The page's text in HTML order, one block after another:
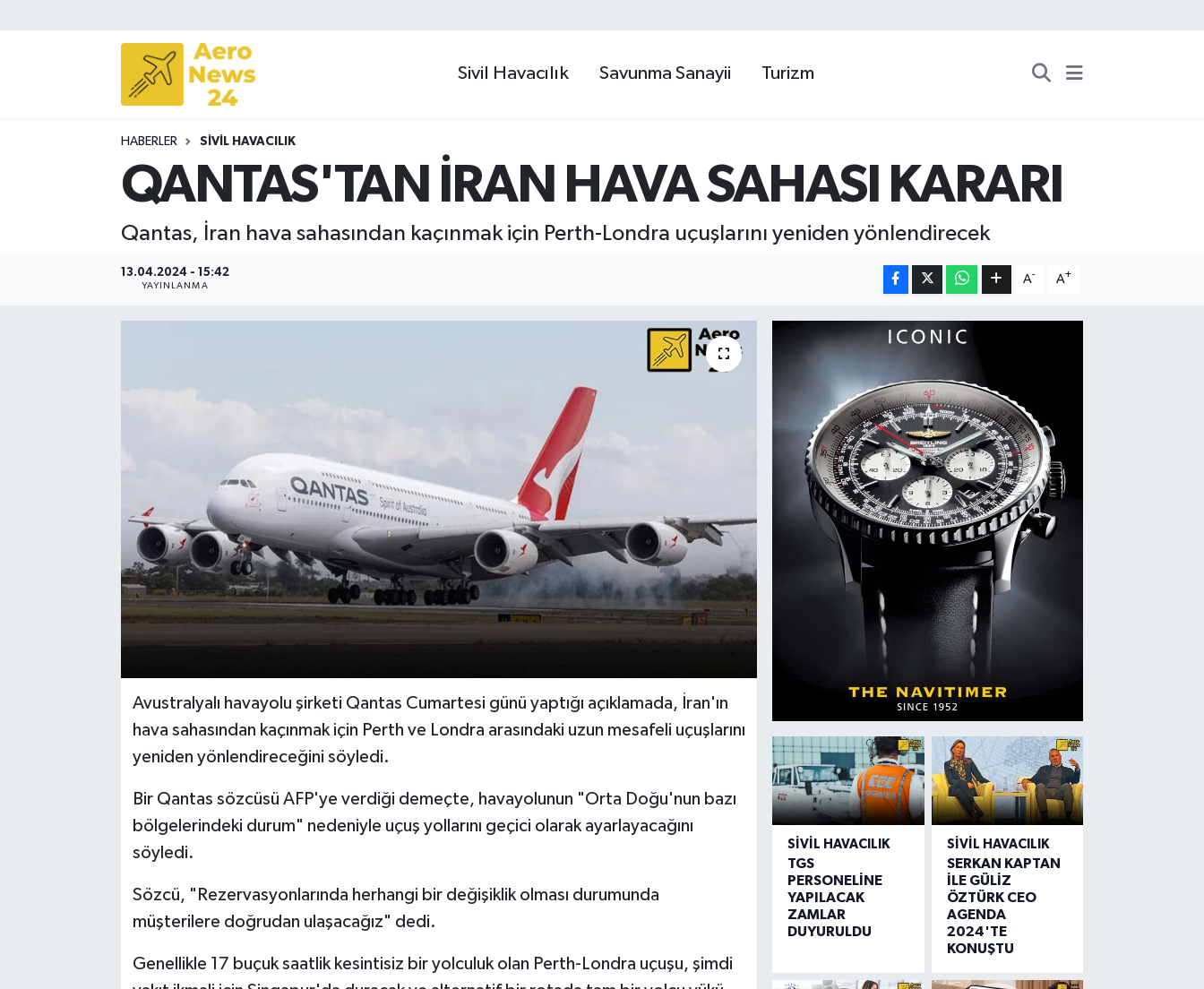
Sivil Havacılık Savunma Sanayii Turizm
HABERLER SIVIL HAVACILIK
QANTAS'TAN İRAN HAVA SAHASI KARARI
Qantas, İran hava sahasından kaçınmak için Perth-Londra uçuşlarını yeniden yönlendirecek
13.04.2024 - 15:42
YAYINLANMA
A- A+
Avustralyalı havayolu şirketi Qantas Cumartesi günü yaptığı açıklamada, İran'ın
hava sahasından kaçınmak için Perth ve Londra arasındaki uzun mesafeli uçuşlarını
yeniden yönlendireceğini söyledi.
Bir Qantas sözcüsü AFP'ye verdiği demeçte, havayolunun "Orta Doğu'nun bazı
bölgelerindeki durum" nedeniyle uçuş yollarını geçici olarak ayarlayacağını
söyledi.
Sözcü, "Rezervasyonlarında herhangi bir değişiklik olması durumunda
müşterilere doğrudan ulaşacağız" dedi.
Genellikle 17 buçuk saatlik kesintisiz bir yolculuk olan Perth-Londra uçuşu, şimdi
SIVIL HAVACILIK
TGS
PERSONELİNE
YAPILACAK
ZAMLAR
DUYURULDU
SIVIL HAVACILIK
SERKAN KAPTAN
İLE GÜLİZ
ÖZTÜRK CEO
AGENDA
2024'TE
KONUŞTU
Sivil Havacılık